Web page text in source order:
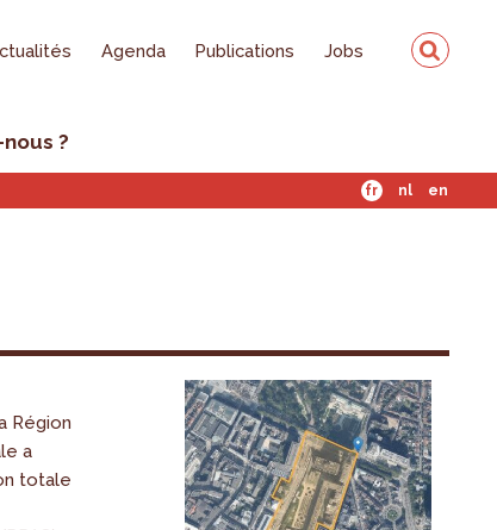
Agenda Publications Jobs
?
fr nl en
Région
a
totale